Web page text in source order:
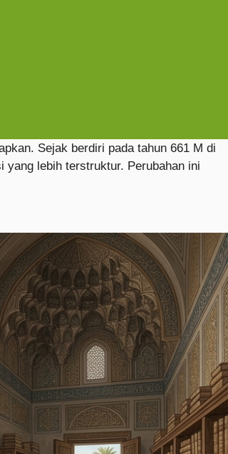
Sejak berdiri pada tahun 661 M di
yang lebih terstruktur. Perubahan ini